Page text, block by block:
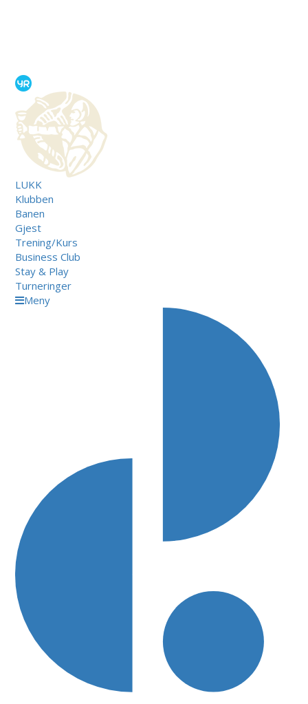
LUKK
Klubben
Banen
Gjest
Trening/Kurs
Business Club
Stay & Play
Turneringer
Meny